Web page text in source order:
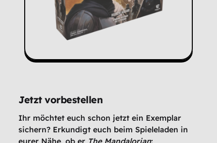
Jetzt vorbestellen
Ihr möchtet euch schon jetzt ein Exemplar
sichern? Erkundigt euch beim Spieleladen in